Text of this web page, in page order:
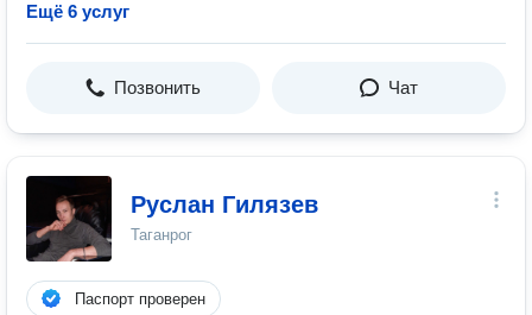
Ещё 6 услуг
Позвонить Чат
Руслан Гилязев
Таганрог
Паспорт проверен